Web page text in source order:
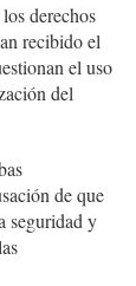
derechos
recibido el
el uso
del
de que
seguridad y